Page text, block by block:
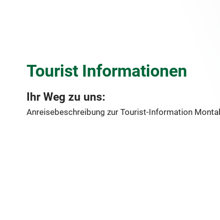
Tourist Informationen
Ihr Weg zu uns:
Anreisebeschreibung zur Tourist-Information